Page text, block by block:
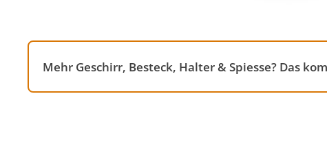
Mehr Geschirr, Besteck, Halter & Spiesse? Das